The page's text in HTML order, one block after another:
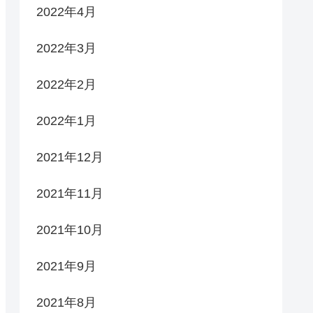
2022年4月
2022年3月
2022年2月
2022年1月
2021年12月
2021年11月
2021年10月
2021年9月
2021年8月